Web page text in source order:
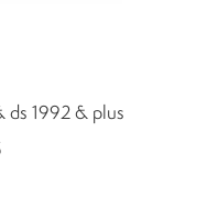
ds 1992 & plus